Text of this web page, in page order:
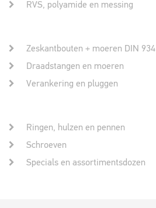
RVS, polyamide en messing
Zeskantbouten + moeren DIN 934
Draadstangen en moeren
Verankering en pluggen
Ringen, hulzen en pennen
Schroeven
Specials en assortimentsdozen